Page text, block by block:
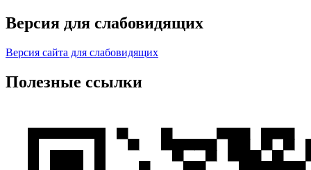
Версия для слабовидящих
Версия сайта для слабовидящих
Полезные ссылки